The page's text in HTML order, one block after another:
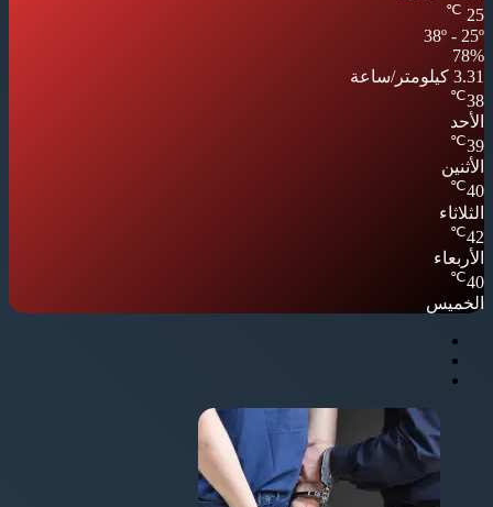
25
℃
38º - 25º
78%
3.31 كيلومتر/ساعة
38
℃
الأحد
39
℃
الأثنين
40
℃
الثلاثاء
42
℃
الأربعاء
40
℃
الخميس